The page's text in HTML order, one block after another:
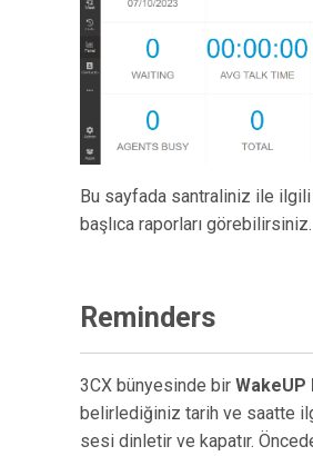
Bu sayfada santraliniz ile
başlıca raporları görebilirsiniz.
Reminders
3CX bünyesinde bir WakeUP
belirlediğiniz tarih ve saatte
sesi dinletir ve kapatır.